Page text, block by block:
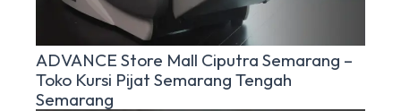
ADVANCE Store Mall Ciputra Semarang –
Toko Kursi Pijat Semarang Tengah
Semarang